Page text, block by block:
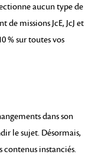
aucun type de
de missions JcE, JcJ et
% sur toutes vos
dans son
le sujet. Désormais,
contenus instanciés.